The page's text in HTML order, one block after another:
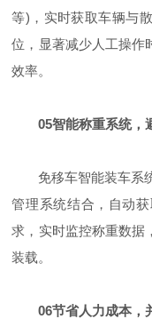
等)，实时获取车辆与
位，显著减少人工操作
效率。
05智能称重系统，
免移车智能装车系统
管理系统结合，自动
求，实时监控称重数据
装载。
06节省人力成本，